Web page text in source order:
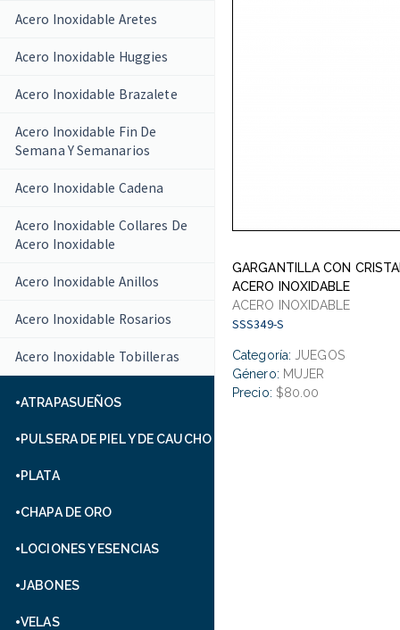
Acero Inoxidable Aretes
Acero Inoxidable Huggies
Acero Inoxidable Brazalete
Acero Inoxidable Fin De
Semana Y Semanarios
Acero Inoxidable Cadena
Acero Inoxidable Collares De
Acero Inoxidable
Acero Inoxidable Anillos
Acero Inoxidable Rosarios
Acero Inoxidable Tobilleras
ATRAPASUEÑOS
PULSERA DE PIEL Y DE CAUCHO
PLATA
CHAPA DE ORO
LOCIONES Y ESENCIAS
JABONES
VELAS
GARGANTILLA CON
ACERO INOXIDABLE
ACERO INOXIDABLE
SSS349-S
Categoría: JUEGOS
Género: MUJER
Precio: $80.00